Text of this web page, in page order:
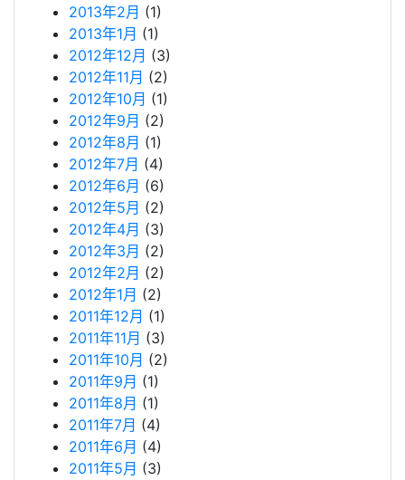
2013年2月 (1)
2013年1月 (1)
2012年12月 (3)
2012年11月 (2)
2012年10月 (1)
2012年9月 (2)
2012年8月 (1)
2012年7月 (4)
2012年6月 (6)
2012年5月 (2)
2012年4月 (3)
2012年3月 (2)
2012年2月 (2)
2012年1月 (2)
2011年12月 (1)
2011年11月 (3)
2011年10月 (2)
2011年9月 (1)
2011年8月 (1)
2011年7月 (4)
2011年6月 (4)
2011年5月 (3)